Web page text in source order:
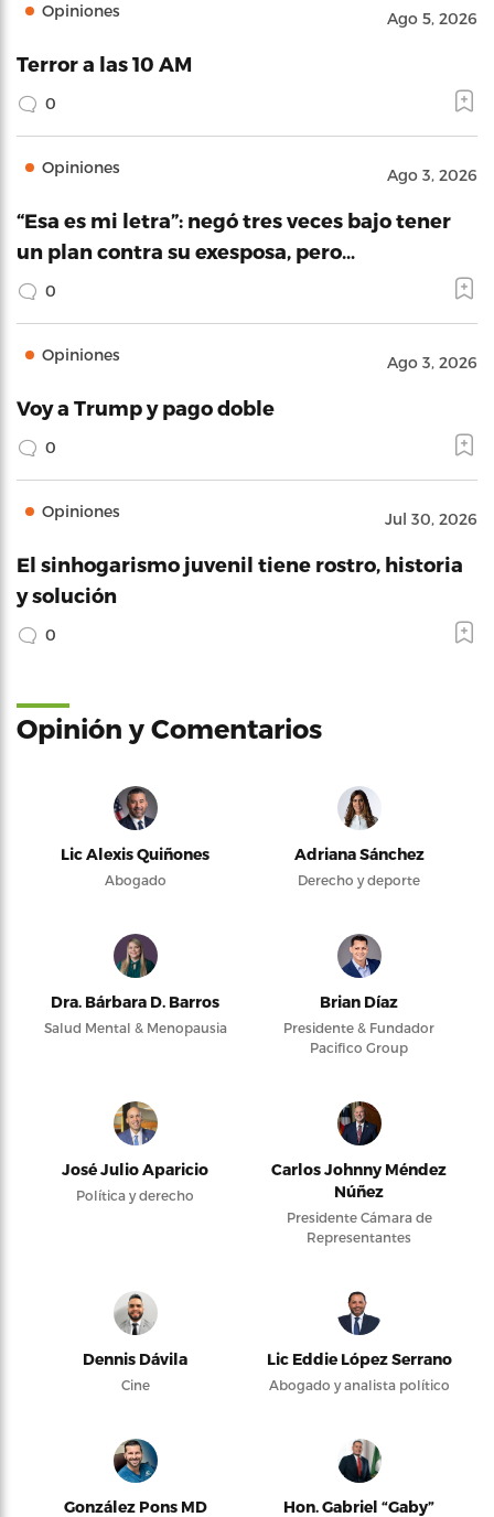
Opiniones Ago 5, 2026
Terror a las 10 AM
0
Opiniones Ago 3, 2026
“Esa es mi letra”: negó tres veces bajo tener
un plan contra su exesposa, pero…
0
Opiniones Ago 3, 2026
Voy a Trump y pago doble
0
Opiniones Jul 30, 2026
El sinhogarismo juvenil tiene rostro, historia
y solución
0
Opinión y Comentarios
Lic Alexis Quiñones
Abogado
Adriana Sánchez
Derecho y deporte
Dra. Bárbara D. Barros
Salud Mental & Menopausia
Brian Díaz
Presidente & Fundador
Pacifico Group
José Julio Aparicio
Política y derecho
Carlos Johnny Méndez
Núñez
Presidente Cámara de
Representantes
Dennis Dávila
Cine
Lic Eddie López Serrano
Abogado y analista político
González Pons MD
Hon. Gabriel “Gaby”